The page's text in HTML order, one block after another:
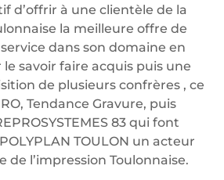
d’offrir à une clientèle de la
la meilleure offre de
dans son domaine en
le savoir faire acquis puis une
de plusieurs confrères , ce
Tendance Gravure, puis
83 qui font
TOULON un acteur
de l’impression Toulonnaise.